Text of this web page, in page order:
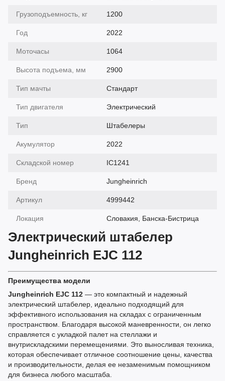
Грузоподъемность, кг 1200
Год 2022
Моточасы 1064
Высота подъема, мм 2900
Тип мачты Cтандарт
Тип двигателя Электрический
Тип Штабелеры
Акумулятор 2022
Складской номер IC1241
Бренд Jungheinrich
Артикул 4999442
Локация Словакия, Банска-Бистрица
Электрический штабелер
Jungheinrich EJC 112
Преимущества модели
Jungheinrich EJC 112 — это компактный и надежный
электрический штабелер, идеально подходящий для
эффективного использования на складах с ограниченным
пространством. Благодаря высокой маневренности, он легко
справляется с укладкой палет на стеллажи и
внутрискладскими перемещениями. Это выносливая техника,
которая обеспечивает отличное соотношение цены, качества
и производительности, делая ее незаменимым помощником
для бизнеса любого масштаба.